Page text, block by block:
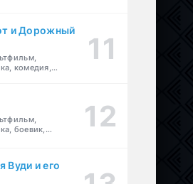
и Дорожный
комедия,
боевик,
Вуди и его